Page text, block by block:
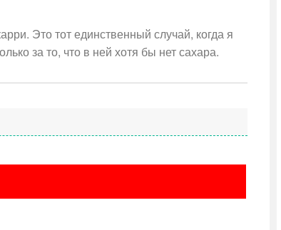
Это тот единственный случай, когда я
за то, что в ней хотя бы нет сахара.
Добавить отзыв